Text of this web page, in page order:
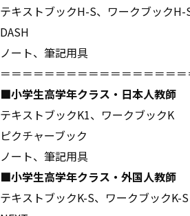
テキストブックH-S、ワークブックH-
DASH
ノート、筆記用具
＝＝＝＝＝＝＝＝＝＝＝＝＝＝＝＝
■小学生高学年クラス・日本人教師
テキストブックK1、ワークブックK
ピクチャーブック
ノート、筆記用具
■小学生高学年クラス・外国人教師
テキストブックK-S、ワークブックK-S